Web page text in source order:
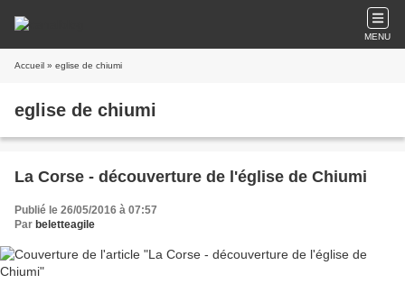
MENU
Accueil » eglise de chiumi
eglise de chiumi
La Corse - découverture de l'église de Chiumi
Publié le 26/05/2016 à 07:57
Par beletteagile